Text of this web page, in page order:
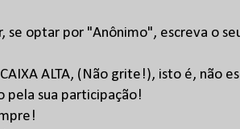
se optar por "Anônimo", escreva o
ALTA, (Não grite!), isto é, não
pela sua participação!